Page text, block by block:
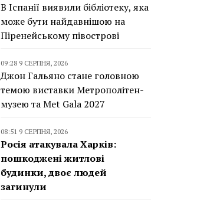
В Іспанії виявили бібліотеку, яка
може бути найдавнішою на
Піренейському півострові
09:28 9 СЕРПНЯ, 2026
Джон Гальяно стане головною
темою виставки Метрополітен-
музею та Met Gala 2027
08:51 9 СЕРПНЯ, 2026
Росія атакувала Харків:
пошкоджені житлові
будинки, двоє людей
загинули